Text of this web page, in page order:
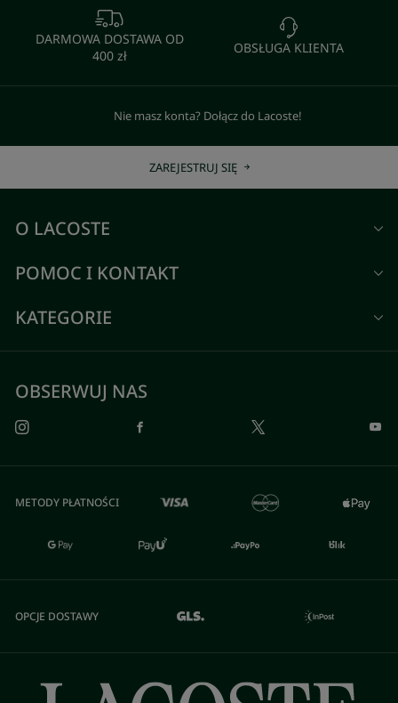
DARMOWA DOSTAWA OD
400 zł
OBSŁUGA KLIENTA
Nie masz konta? Dołącz do Lacoste!
ZAREJESTRUJ SIĘ
O LACOSTE
POMOC I KONTAKT
KATEGORIE
OBSERWUJ NAS
METODY PŁATNOŚCI
OPCJE DOSTAWY